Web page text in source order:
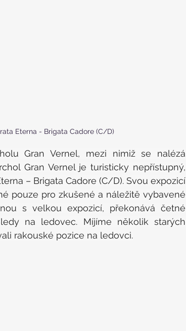
Eterna - Brigata Cadore (C/D)
Gran Vernel, mezi nimiž se nalézá
Gran Vernel je turisticky nepřístupný,
– Brigata Cadore (C/D). Svou expozicí
pouze pro zkušené a náležitě vybavené
s velkou expozicí, překonává četné
na ledovec. Míjíme několik starých
rakouské pozice na ledovci.